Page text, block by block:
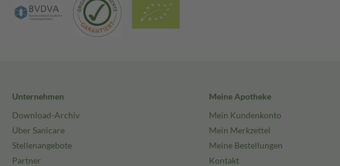
Unternehmen
Download-Archiv
Über Sanicare
Stellenangebote
Partner
Meine Apotheke
Mein Kundenkonto
Mein Merkzettel
Meine Bestellungen
Kontakt